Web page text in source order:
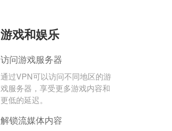
游戏和娱乐
访问游戏服务器
通过VPN可以访问不同地区的游
戏服务器，享受更多游戏内容和
更低的延迟。
解锁流媒体内容